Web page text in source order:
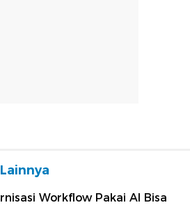
Workflow Pakai AI Bisa